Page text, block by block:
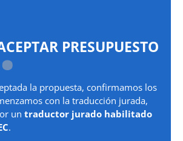
PRESUPUESTO
la propuesta, confirmamos los
con la traducción jurada,
un traductor jurado habilitado
.